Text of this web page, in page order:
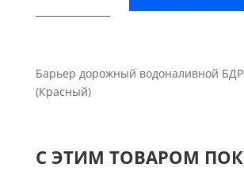
1,2
(Красный)
Барьер дорожный водоналивной
(Красный)
С ЭТИМ ТОВАРОМ